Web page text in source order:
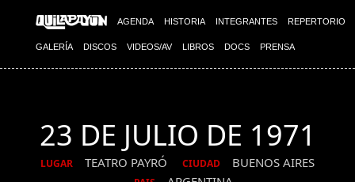
AGENDA HISTORIA INTEGRANTES REPERTORIO
GALERÍA DISCOS VIDEOS/AV LIBROS DOCS PRENSA
23 DE JULIO DE 1971
LUGAR TEATRO PAYRÓ CIUDAD BUENOS AIRES